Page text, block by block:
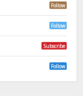
Follow
Follow
Subscribe
Follow